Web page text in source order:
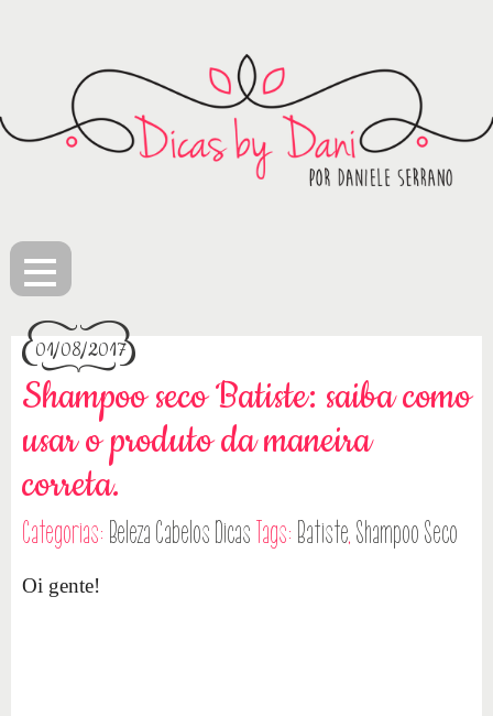
≡
01/08/2017
Shampoo seco Batiste: saiba como
usar o produto da maneira
correta.
Categorias: Beleza Cabelos Dicas Tags: Batiste, Shampoo Seco
Oi gente!